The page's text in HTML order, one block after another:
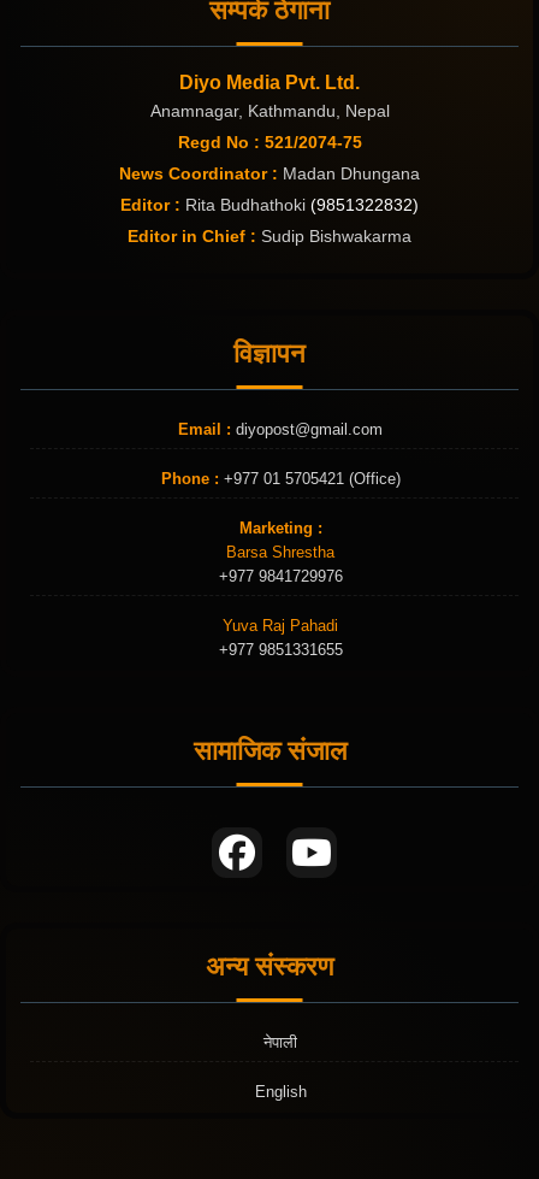
सम्पर्क ठेगाना
Diyo Media Pvt. Ltd.
Anamnagar, Kathmandu, Nepal
Regd No : 521/2074-75
News Coordinator : Madan Dhungana
Editor : Rita Budhathoki (9851322832)
Editor in Chief : Sudip Bishwakarma
विज्ञापन
Email : diyopost@gmail.com
Phone : +977 01 5705421 (Office)
Marketing :
Barsa Shrestha
+977 9841729976
Yuva Raj Pahadi
+977 9851331655
सामाजिक संजाल
अन्य संस्करण
नेपाली
English